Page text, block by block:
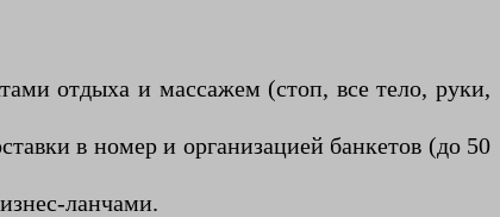
отдыха и массажем (стоп, все тело, руки,
в номер и организацией банкетов (до 50
ланчами.